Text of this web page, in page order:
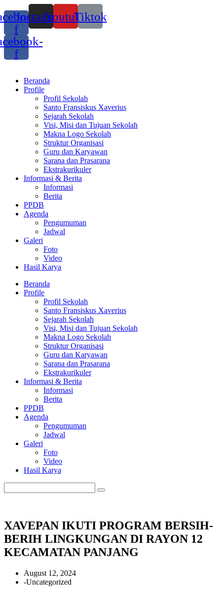
f
InstagramYoutubeTiktok
f
Beranda
Profile
Profil Sekolah
Santo Fransiskus Xaverius
Sejarah Sekolah
Visi, Misi dan Tujuan Sekolah
Makna Logo Sekolah
Struktur Organisasi
Guru dan Karyawan
Sarana dan Prasarana
Ekstrakurikuler
Informasi & Berita
Informasi
Berita
PPDB
Agenda
Pengumuman
Jadwal
Galeri
Foto
Video
Hasil Karya
Beranda
Profile
Profil Sekolah
Santo Fransiskus Xaverius
Sejarah Sekolah
Visi, Misi dan Tujuan Sekolah
Makna Logo Sekolah
Struktur Organisasi
Guru dan Karyawan
Sarana dan Prasarana
Ekstrakurikuler
Informasi & Berita
Informasi
Berita
PPDB
Agenda
Pengumuman
Jadwal
Galeri
Foto
Video
Hasil Karya
XAVEPAN IKUTI PROGRAM BERSIH-
BERIH LINGKUNGAN DI RAYON 12
KECAMATAN PANJANG
August 12, 2024
-Uncategorized